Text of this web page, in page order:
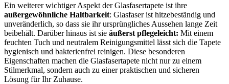
Ein weiterer wichtiger Aspekt der Glasfasertapete ist ihre
außergewöhnliche Haltbarkeit: Glasfaser ist hitzebeständig und
unveränderlich, so dass sie ihr ursprüngliches Aussehen lange Zeit
beibehält. Darüber hinaus ist sie äußerst pflegeleicht: Mit einem
feuchten Tuch und neutralem Reinigungsmittel lässt sich die Tapete
hygienisch und bakterienfrei reinigen. Diese besonderen
Eigenschaften machen die Glasfasertapete nicht nur zu einem
Stilmerkmal, sondern auch zu einer praktischen und sicheren
Lösung für Ihr Zuhause.